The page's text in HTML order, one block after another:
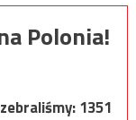
Polonia!
1351